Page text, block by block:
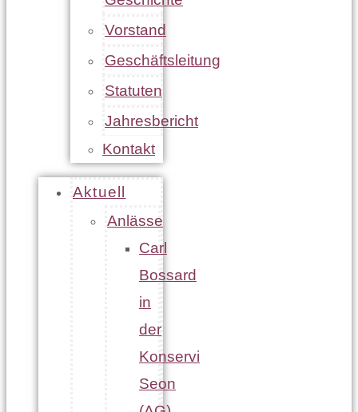
Vorstand
Geschäftsleitung
Statuten
Jahresbericht
Kontakt
Aktuell
Anlässe
Carl
Bossard
in
der
Konservi
Seon